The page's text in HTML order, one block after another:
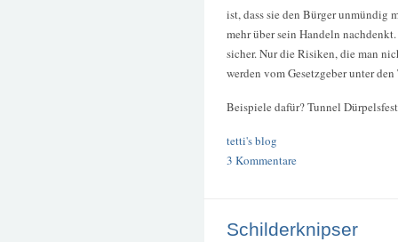
ist, dass sie den Bürger unmündig
mehr über sein Handeln
sicher. Nur die Risiken, die man
werden vom Gesetzgeber unter
Beispiele dafür? Tunnel
tetti's blog
3 Kommentare
Schilderknipser